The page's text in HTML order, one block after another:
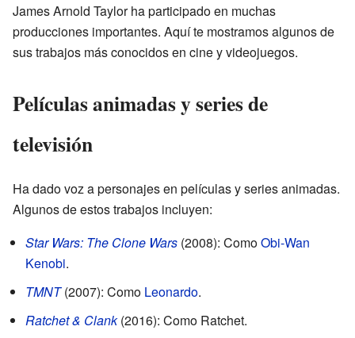
James Arnold Taylor ha participado en muchas
producciones importantes. Aquí te mostramos algunos de
sus trabajos más conocidos en cine y videojuegos.
Películas animadas y series de
televisión
Ha dado voz a personajes en películas y series animadas.
Algunos de estos trabajos incluyen:
Star Wars: The Clone Wars (2008): ComoObi-Wan
Kenobi.
TMNT(2007): Como Leonardo.
Ratchet & Clank(2016): Como Ratchet.